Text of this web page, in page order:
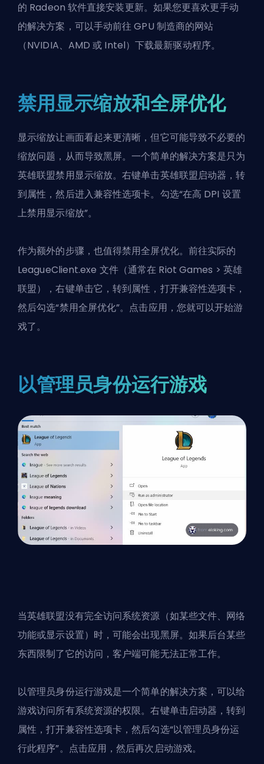
的 Radeon 软件直接安装更新。如果您更喜欢更手动
的解决方案，可以手动前往 GPU 制造商的网站
（NVIDIA、AMD 或 Intel）下载最新驱动程序。
禁用显示缩放和全屏优化
显示缩放让画面看起来更清晰，但它可能导致不必要的
缩放问题 ，从而导致黑屏。一个简单的解决方案是只为
英雄联盟禁用显示缩放。右键单击英雄联盟启动器，转
到属性，然后进入兼容性选项卡。勾选“在高 DPI 设置
上禁用显示缩放”。
作为额外的步骤，也值得禁用全屏优化。前往实际的
LeagueClient.exe 文件（通常在 Riot Games > 英雄
联盟），右键单击它，转到属性，打开兼容性选项卡，
然后勾选“禁用全屏优化”。点击应用，您就可以开始游
戏了。
以管理员身份运行游戏
当英雄联盟没有完全访问系统资源（如某些文件、网络
功能或显示设置）时，可能会出现黑屏。如果后台某些
东西限制了它的访问，客户端可能无法正常工作。
以管理员身份运行游戏是一个简单的解决方案，可以给
游戏访问所有系统资源的权限。右键单击启动器，转到
属性，打开兼容性选项卡，然后勾选“以管理员身份运
行此程序”。点击应用，然后再次启动游戏。